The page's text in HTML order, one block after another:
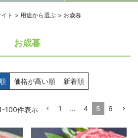
ト 用途から選ぶ お歳暮
お歳暮
価格が高い順 新着順
-100件表示 1 … 4 5 6